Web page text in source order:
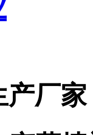
产厂家